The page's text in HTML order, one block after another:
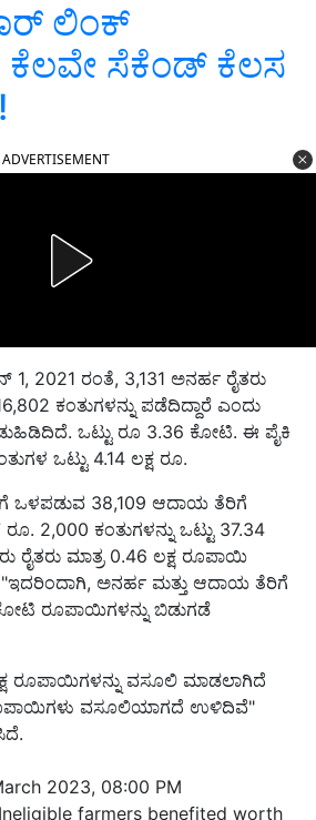
ಲಿಂಕ್‌
ಕೆಲವೇ ಸೆಕೆಂಡ್‌ ಕೆಲಸ
ADVERTISEMENT
2021 ರಂತೆ, 3,131 ಅನರ್ಹ ರೈತರು
ಕಂತುಗಳನ್ನು ಪಡೆದಿದ್ದಾರೆ ಎಂದು
ಒಟ್ಟು ರೂ 3.36 ಕೋಟಿ. ಈ ಪೈಕಿ
ಒಟ್ಟು 4.14 ಲಕ್ಷ ರೂ.
ಒಳಪಡುವ 38,109 ಆದಾಯ ತೆರಿಗೆ
2,000 ಕಂತುಗಳನ್ನು ಒಟ್ಟು 37.34
ರೈತರು ಮಾತ್ರ 0.46 ಲಕ್ಷ ರೂಪಾಯಿ
"ಇದರಿಂದಾಗಿ, ಅನರ್ಹ ಮತ್ತು ಆದಾಯ ತೆರಿಗೆ
ರೂಪಾಯಿಗಳನ್ನು ಬಿಡುಗಡೆ
ರೂಪಾಯಿಗಳನ್ನು ವಸೂಲಿ ಮಾಡಲಾಗಿದೆ
ವಸೂಲಿಯಾಗದೆ ಉಳಿದಿವೆ"
2023, 08:00 PM
Ineligible farmers benefited worth